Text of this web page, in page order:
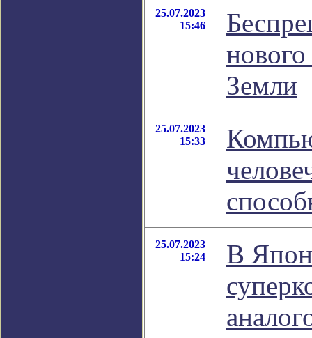
25.07.2023
15:46
Земли
25.07.2023
15:33
25.07.2023
15:24
В